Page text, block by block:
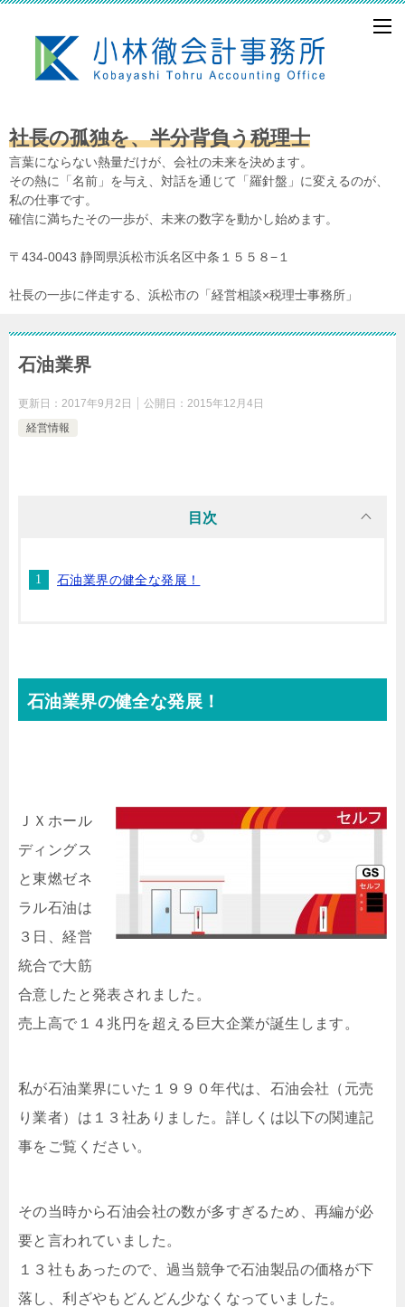
社長の孤独を、半分背負う税理士
言葉にならない熱量だけが、会社の未来を決めます。
その熱に「名前」を与え、対話を通じて「羅針盤」に変えるのが、
私の仕事です。
確信に満ちたその一歩が、未来の数字を動かし始めます。
〒434-0043 静岡県浜松市浜名区中条１５５８−１
社長の一歩に伴走する、浜松市の「経営相談×税理士事務所」
石油業界
更新日： 2017年9月2日 公開日： 2015年12月4日
経営情報
目次
石油業界の健全な発展！
石油業界の健全な発展！
Ｊ Ｘホール
ディングス
と東燃ゼネ
ラル石油は
３日、経営
統合で大筋
合意したと発表されました。
売上高で１４兆円を超える巨大企業が誕生します。
私が石油業界にいた１９９０年代は、石油会社（元売
り業者）は１３社ありました。詳しくは以下の関連記
事をご覧ください。
その当時から石油会社の数が多すぎるため、再編が必
要と言われていました。
１３社もあったので、過当競争で石油製品の価格が下
落し、利ざやもどんどん少なくなっていました。